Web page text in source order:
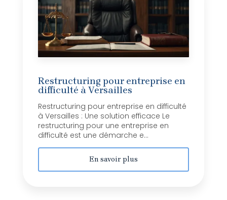
Restructuring pour entreprise en
difficulté à Versailles
Restructuring pour entreprise en difficulté
à Versailles : Une solution efficace Le
restructuring pour une entreprise en
difficulté est une démarche e...
En savoir plus